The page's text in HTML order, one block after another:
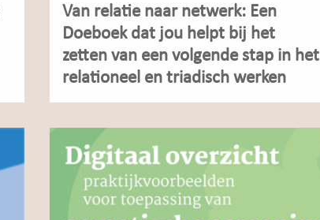
Van relatie naar netwerk: Een
Doeboek dat jou helpt bij het
zetten van een volgende stap in het
relationeel en triadisch werken